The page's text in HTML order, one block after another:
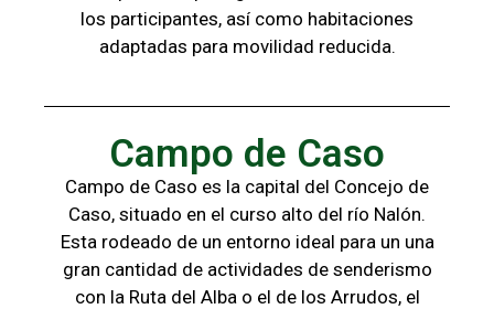
los participantes, así como habitaciones
adaptadas para movilidad reducida.
Campo de Caso
Campo de Caso es la capital del Concejo de
Caso, situado en el curso alto del río Nalón.
Esta rodeado de un entorno ideal para un una
gran cantidad de actividades de senderismo
con la Ruta del Alba o el de los Arrudos, el